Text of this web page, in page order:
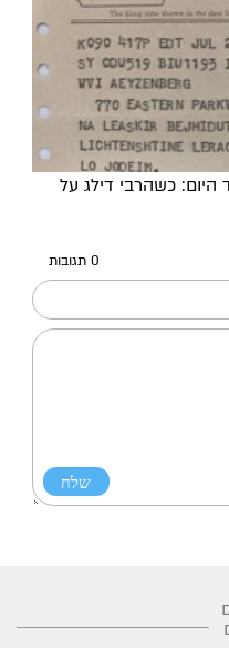
היום: כשהרבי דילג על
0 תגובות